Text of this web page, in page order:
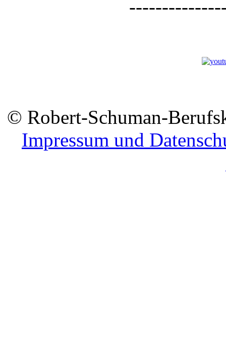
© Robert-Schuman-
Impressum und